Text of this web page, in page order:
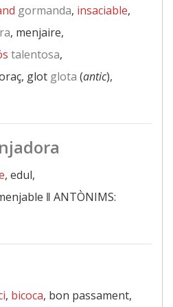
gormanda, insaciable,
, menjaire,
talentosa,
glot glota (antic),
, edul,
‖ ANTÒNIMS:
, bicoca, bon passament,